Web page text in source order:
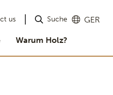
us Suche GER
Warum Holz?